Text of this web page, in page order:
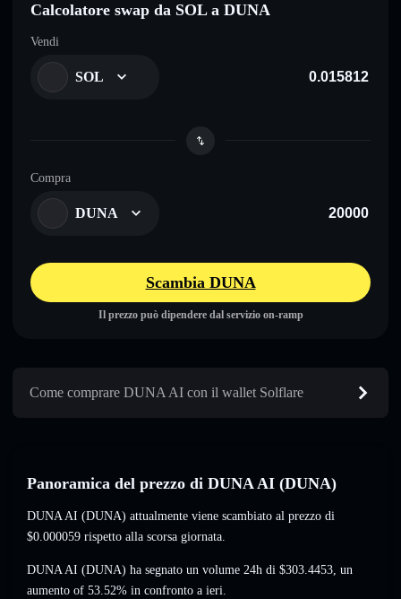
Calcolatore swap da SOL a DUNA
Vendi
SOL
Compra
DUNA
Scambia DUNA
Il prezzo può dipendere dal servizio on-ramp
Come comprare DUNA AI con il wallet Solflare
Panoramica del prezzo di DUNA AI (DUNA)
DUNA AI (DUNA) attualmente viene scambiato al prezzo di
$0.000059 rispetto alla scorsa giornata.
DUNA AI (DUNA) ha segnato un volume 24h di $303.4453, un
aumento of 53.52% in confronto a ieri.